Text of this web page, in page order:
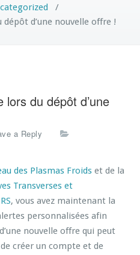
/
dépôt d’une nouvelle offre !
du dépôt d’une
a Reply
des Plasmas Froids et de la
Transverses et
, vous avez maintenant la
personnalisées afin
nouvelle offre qui peut
créer un compte et de